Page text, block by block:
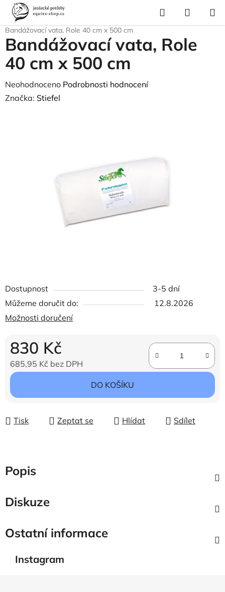
Přejít
obsah
Hledat
KOŠÍK
Domů
Pro koně
Bandážovací vata, Role 40 cm x 500 cm
Dostupnost
3-5 dní
Můžeme doručit do:
12.8.2026
Možnosti doručení
830 Kč
685,95 Kč bez DPH
Měrná cena:
DO KOŠÍKU
Tisk Zeptat se Hlídat Sdílet
Bandážovací vata, Role
40 cm x 500 cm
Průměrné
hodnocení
Neohodnoceno Podrobnosti hodnocení
Značka: Stiefel
Popis
Diskuze
Ostatní informace
Instagram